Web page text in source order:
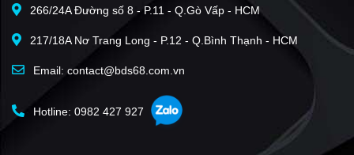
266/24A Đường số 8 - P.11 - Q.Gò Vấp - HCM
217/18A Nơ Trang Long - P.12 - Q.Bình Thạnh - HCM
Email: contact@bds68.com.vn
Hotline: 0982 427 927